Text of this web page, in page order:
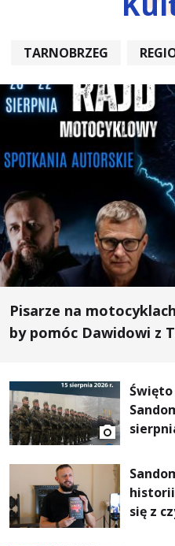
TARNOBRZEG
Pisarze na
by pomóc Dawidowi z
się z